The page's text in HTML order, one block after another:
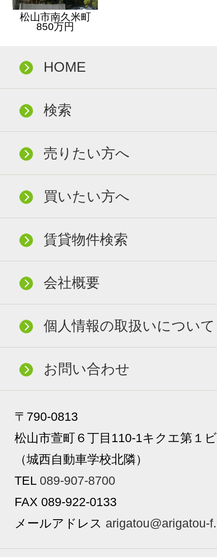
松山市南久米町
850万円
HOME
検索
売りたい方へ
買いたい方へ
賃貸物件検索
会社概要
個人情報の取扱いについて
お問い合わせ
〒790-0813
松山市萱町６丁目110-1キクエ第１
（城西自動車学校北隣）
TEL 089-907-8700
FAX 089-922-0133
メールアドレス arigatou@arigatou-